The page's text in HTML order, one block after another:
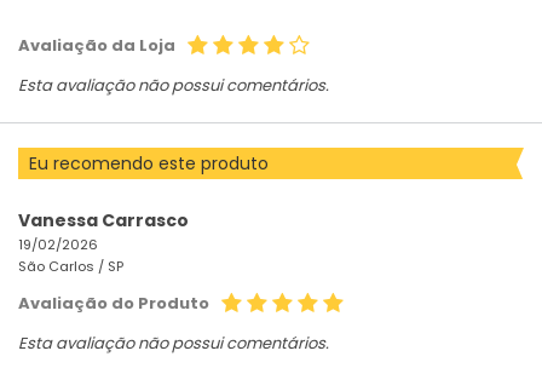
Avaliação da Loja
Esta avaliação não possui comentários.
Eu recomendo este produto
Vanessa Carrasco
19/02/2026
São Carlos / SP
Avaliação do Produto
Esta avaliação não possui comentários.